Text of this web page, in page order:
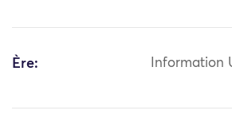
Ère: Information